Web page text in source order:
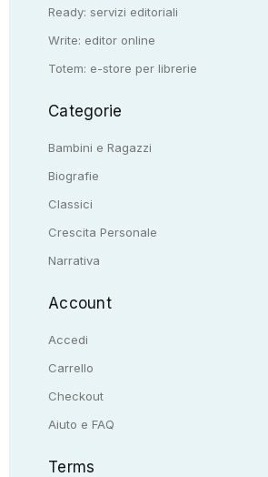
Ready: servizi editoriali
Write: editor online
Totem: e-store per librerie
Categorie
Bambini e Ragazzi
Biografie
Classici
Crescita Personale
Narrativa
Account
Accedi
Carrello
Checkout
Aiuto e FAQ
Terms